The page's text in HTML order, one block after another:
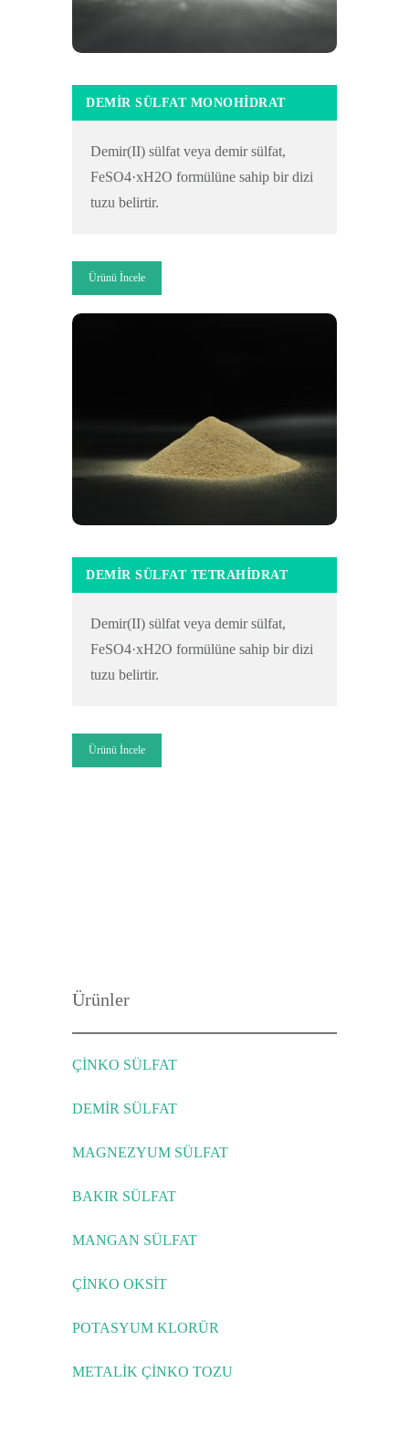
Ürünler
ÇİNKO SÜLFAT
DEMİR SÜLFAT
MAGNEZYUM SÜLFAT
BAKIR SÜLFAT
MANGAN SÜLFAT
ÇİNKO OKSİT
POTASYUM KLORÜR
METALİK ÇİNKO TOZU
DEMIR SÜLFAT MONOHIDRAT
Demir(II) sülfat veya demir sülfat,
FeSO4·xH2O formülüne sahip bir dizi
tuzu belirtir.
Ürünü İncele
DEMIR SÜLFAT TETRAHIDRAT
Demir(II) sülfat veya demir sülfat,
FeSO4·xH2O formülüne sahip bir dizi
tuzu belirtir.
Ürünü İncele